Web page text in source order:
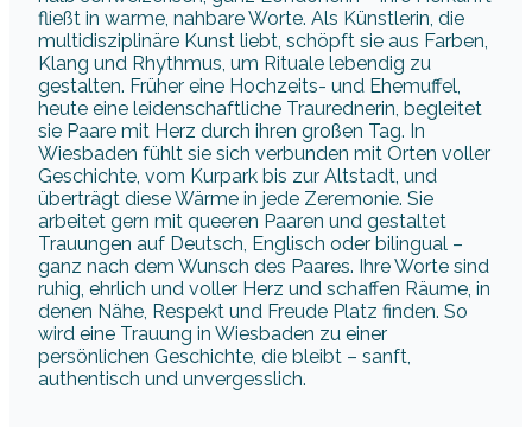
fließt in warme, nahbare Worte. Als Künstlerin, die
multidisziplinäre Kunst liebt, schöpft sie aus Farben,
Klang und Rhythmus, um Rituale lebendig zu
gestalten. Früher eine Hochzeits- und Ehemuffel,
heute eine leidenschaftliche Traurednerin, begleitet
sie Paare mit Herz durch ihren großen Tag. In
Wiesbaden fühlt sie sich verbunden mit Orten voller
Geschichte, vom Kurpark bis zur Altstadt, und
überträgt diese Wärme in jede Zeremonie. Sie
arbeitet gern mit queeren Paaren und gestaltet
Trauungen auf Deutsch, Englisch oder bilingual –
ganz nach dem Wunsch des Paares. Ihre Worte sind
ruhig, ehrlich und voller Herz und schaffen Räume, in
denen Nähe, Respekt und Freude Platz finden. So
wird eine Trauung in Wiesbaden zu einer
persönlichen Geschichte, die bleibt – sanft,
authentisch und unvergesslich.